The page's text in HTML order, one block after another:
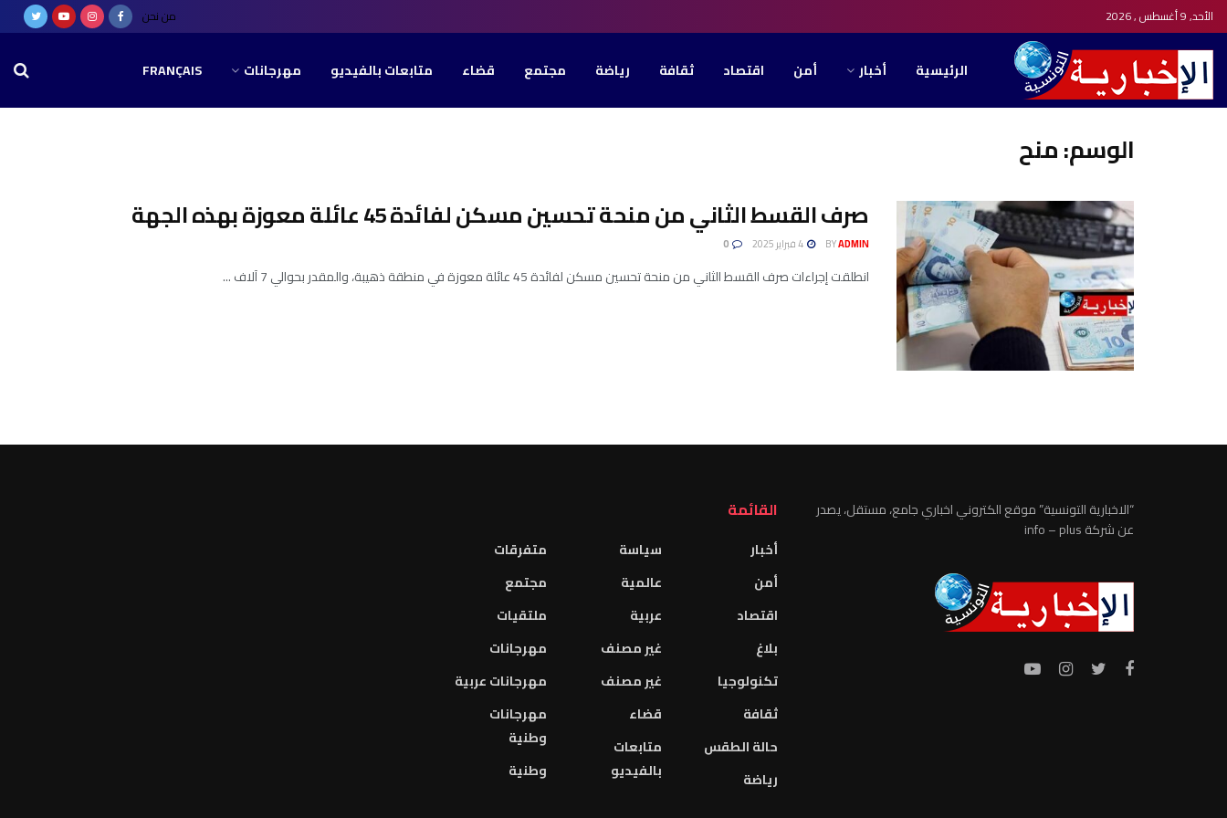
الأحد, 9 أغسطس , 2026 من نحن
الرئيسية أخبار أمن اقتصاد ثقافة رياضة مجتمع قضاء متابعات بالفيديو مهرجانات FRANÇAIS
الوسم:منح
صرف القسط الثاني من منحة تحسين مسكن لفائدة 45 عائلة معوزة بهذه الجهة
BYADMIN
انطلقت إجراءات صرف القسط الثاني من منحة تحسين مسكن لفائدة 45 عائلة معوزة في منطقة ذهيبة، والمقدر بحوالي 7 آلاف ...
“الاخبارية التونسية” موقع الكتروني اخباري جامع، مستقل، يصدر
عن شركة info – plus
القائمة
أخبار
أمن
اقتصاد
بلاغ
تكنولوجيا
ثقافة
حالة الطقس
رياضة
سياسة
عالمية
عربية
غير مصنف
غير مصنف
قضاء
متابعات
بالفيديو
متفرقات
مجتمع
ملتقيات
مهرجانات
مهرجانات عربية
مهرجانات
وطنية
وطنية